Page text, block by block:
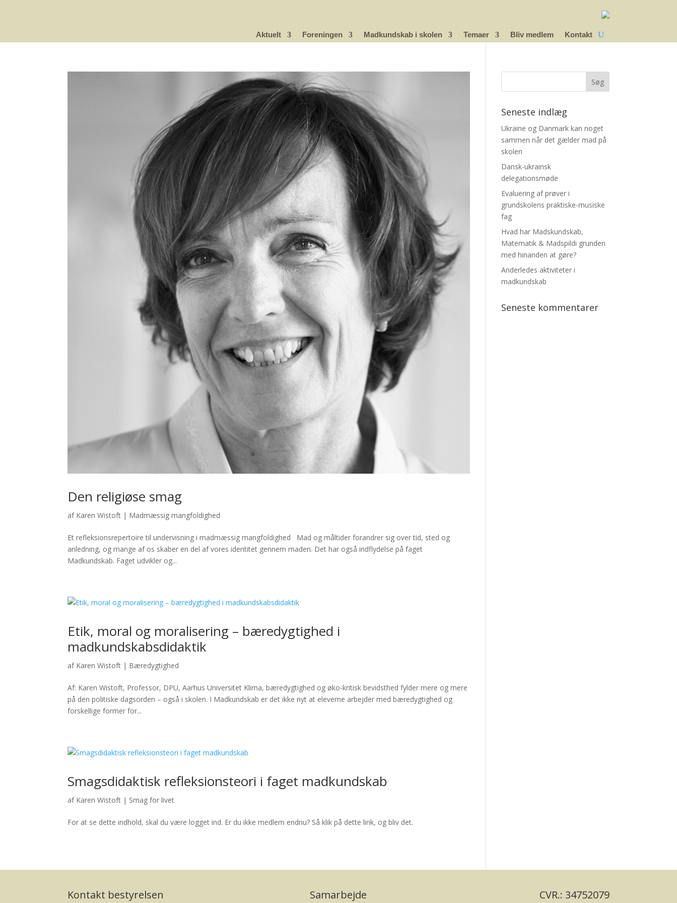
Aktuelt Foreningen Madkundskab i skolen Temaer Bliv medlem Kontakt
Den religiøse smag
af Karen Wistoft | Madmæssig mangfoldighed
Et refleksionsrepertoire til undervisning i madmæssig mangfoldighed Mad og måltider forandrer sig over tid, sted og
anledning, og mange af os skaber en del af vores identitet gennem maden. Det har også indflydelse på faget
Madkundskab. Faget udvikler og...
Etik, moral og moralisering – bæredygtighed i
madkundskabsdidaktik
af Karen Wistoft | Bæredygtighed
Af: Karen Wistoft, Professor, DPU, Aarhus Universitet Klima, bæredygtighed og øko-kritisk bevidsthed fylder mere og mere
på den politiske dagsorden – også i skolen. I Madkundskab er det ikke nyt at eleverne arbejder med bæredygtighed og
forskellige former for...
Smagsdidaktisk refleksionsteori i faget madkundskab
af Karen Wistoft | Smag for livet
For at se dette indhold, skal du være logget ind. Er du ikke medlem endnu? Så klik på dette link, og bliv det.
Seneste indlæg
Ukraine og Danmark kan noget
sammen når det gælder mad på
skolen
Dansk-ukrainsk
delegationsmøde
Evaluering af prøver i
grundskolens praktiske-musiske
fag
Hvad har Madskundskab,
Matematik & Madspildi grunden
med hinanden at gøre?
Anderledes aktiviteter i
madkundskab
Seneste kommentarer
Kontakt bestyrelsen Samarbejde CVR.: 34752079